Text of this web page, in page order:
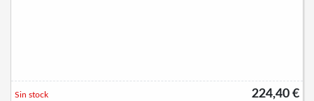
224,40 €
Sin stock